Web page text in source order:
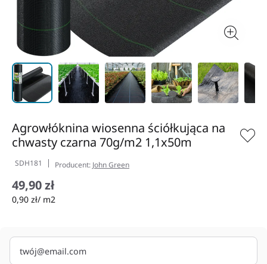
Agrowłóknina wiosenna ściółkująca na
chwasty czarna 70g/m2 1,1x50m
SDH181 Producent: John Green
49,90 zł
0,90 zł/ m2